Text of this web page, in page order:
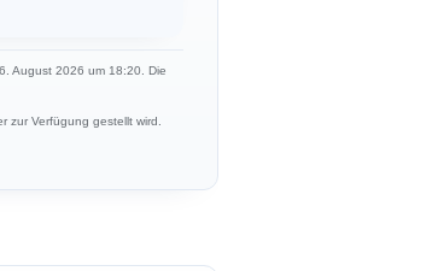
August 2026 um 18:20. Die
zur Verfügung gestellt wird.